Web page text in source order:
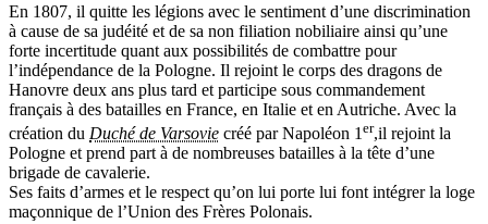
En 1807, il quitte les légions avec le sentiment d’une discrimination
à cause de sa judéité et de sa non filiation nobiliaire ainsi qu’une
forte incertitude quant aux possibilités de combattre pour
l’indépendance de la Pologne. Il rejoint le corps des dragons de
Hanovre deux ans plus tard et participe sous commandement
français à des batailles en France, en Italie et en Autriche. Avec la
création du Duché de Varsovie créé par Napoléon 1 er,il rejoint la
Pologne et prend part à de nombreuses batailles à la tête d’une
brigade de cavalerie.
Ses faits d’armes et le respect qu’on lui porte lui font intégrer la loge
maçonnique de l’Union des Frères Polonais.